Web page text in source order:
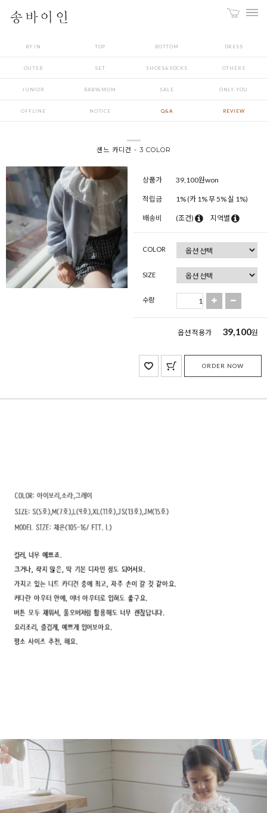
BY IN TOP BOTTOM DRESS
OUTER SET SHOES&SOCKS OTHERS
JUNIOR BABY&MOM SALE ONLY YOU
OFFLINE NOTICE Q&A REVIEW
샌느 카디건 - 3 COLOR
상품가 39,100원won
적립금 1% (카 1% 무 5% 실 1%)
배송비 (조건) 지역별
COLOR
SIZE
수량
옵션 적용가 39,100원
ORDER NOW